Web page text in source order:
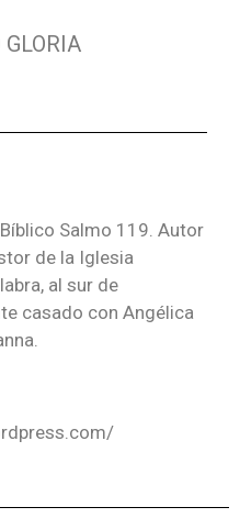
GLORIA
Salmo 119. Autor
de la Iglesia
al sur de
casado con Angélica